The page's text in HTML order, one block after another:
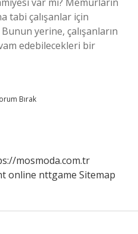
tabi çalışanlar için
yerine, çalışanların
edebilecekleri bir
Bırak
mosmoda.com.tr
online nttgame Sitemap